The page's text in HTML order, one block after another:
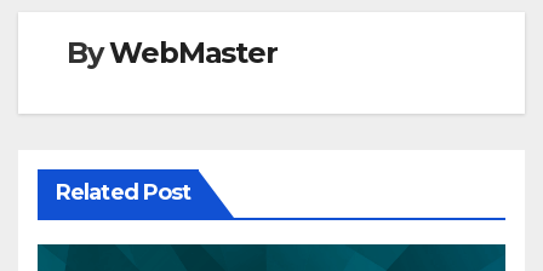
ByWebMaster
Related Post